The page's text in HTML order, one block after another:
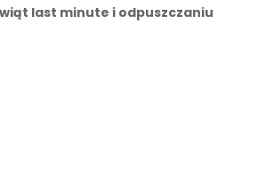
last minute i odpuszczaniu